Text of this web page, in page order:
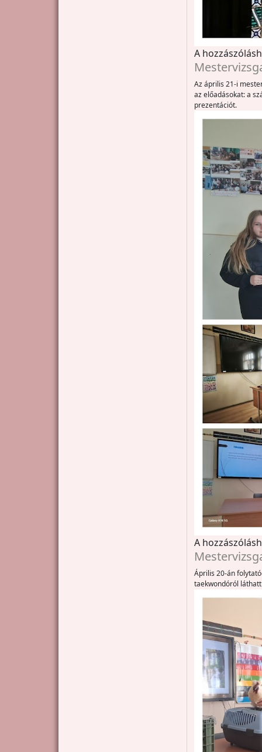
A
Az április 21-i
az előadásokat: a
prezentációt.
A
Április 20-án
taekwondóról